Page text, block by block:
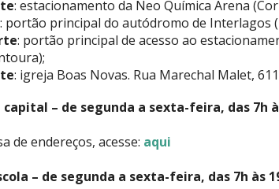
: estacionamento da Neo Química Arena
: portão principal do autódromo de Interlagos
: portão principal de acesso ao
: igreja Boas Novas. Rua Marechal Malet,
capital – de segunda a sexta-feira, das 7h
de endereços, acesse: aqui
– de segunda a sexta-feira, das 7h às